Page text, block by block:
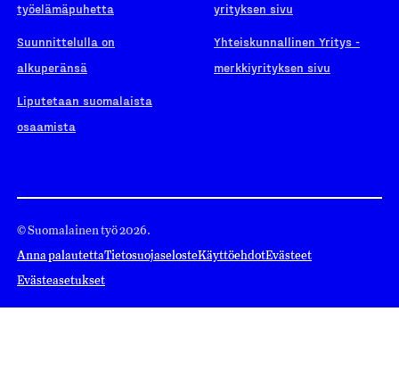
työelämäpuhetta
Suunnittelulla on
alkuperänsä
Liputetaan suomalaista
osaamista
yrityksen sivu
Yhteiskunnallinen Yritys -
merkkiyrityksen sivu
© Suomalainen työ 2026.
Anna palautettaTietosuojaselosteKäyttöehdotEvästeet
Evästeasetukset